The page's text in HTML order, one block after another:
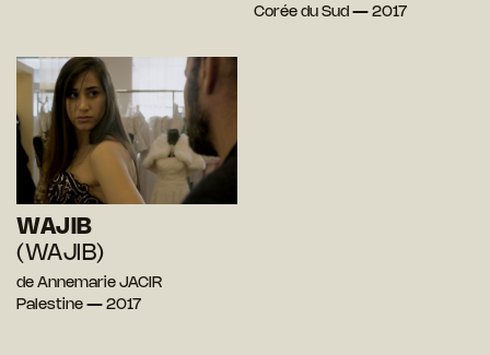
Corée du Sud — 2017
WAJIB
(WAJIB)
de Annemarie JACIR
Palestine — 2017